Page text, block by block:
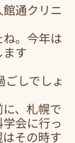
通クリニ
。今年は
す
しでしょ
、札幌で
会に行っ
その時す